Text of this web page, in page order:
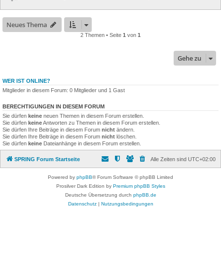
Neues Thema
2 Themen • Seite 1 von 1
Gehe zu
WER IST ONLINE?
Mitglieder in diesem Forum: 0 Mitglieder und 1 Gast
BERECHTIGUNGEN IN DIESEM FORUM
Sie dürfen keine neuen Themen in diesem Forum erstellen.
Sie dürfen keineAntworten zu Themen in diesem Forum erstellen.
Sie dürfen Ihre Beiträge in diesem Forum nicht ändern.
Sie dürfen Ihre Beiträge in diesem Forum nicht löschen.
Sie dürfen keine Dateianhänge in diesem Forum erstellen.
SPRING Forum Startseite Alle Zeiten sind UTC+02:00
Powered by phpBB® Forum Software © phpBB Limited
Prosilver Dark Edition by Premium phpBB Styles
Deutsche Übersetzung durch phpBB.de
Datenschutz| Nutzungsbedingungen